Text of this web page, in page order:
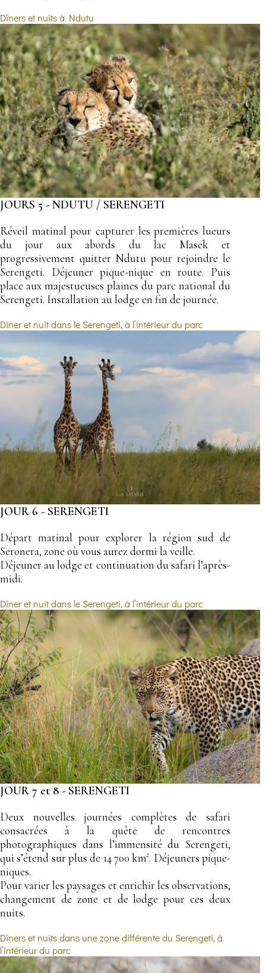
Dîners et nuits à Ndutu
JOURS 5 - NDUTU / SERENGETI
Réveil matinal pour capturer les premières lueurs
du jour aux abords du lac Masek et
progressivement quitter Ndutu pour rejoindre le
Serengeti. Déjeuner pique-nique en route. Puis
place aux majestueuses plaines du parc national du
Serengeti. Installation au lodge en fin de journée.
Dîner et nuit dans le Serengeti, à l’intérieur du parc
JOUR 6 - SERENGETI
Départ matinal pour explorer la région sud de
Seronera, zone où vous aurez dormi la veille.
Déjeuner au lodge et continuation du safari l’après-
midi.
Dîner et nuit dans le Serengeti, à l’intérieur du parc
JOUR 7 et 8 - SERENGETI
Deux nouvelles journées complètes de safari
consacrées à la quête de rencontres
photographiques dans l’immensité du Serengeti,
qui s’étend sur plus de 14 700 km². Déjeuners pique-
niques.
Pour varier les paysages et enrichir les observations,
changement de zone et de lodge pour ces deux
nuits.
Dîners et nuits dans une zone différente du Serengeti, à
l’intérieur du parc